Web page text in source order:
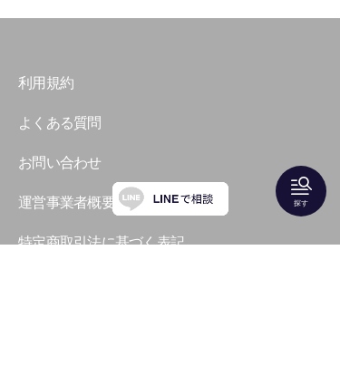
探す
利用規約
よくある質問
お問い合わせ
運営事業者概要
特定商取引法に基づく表記